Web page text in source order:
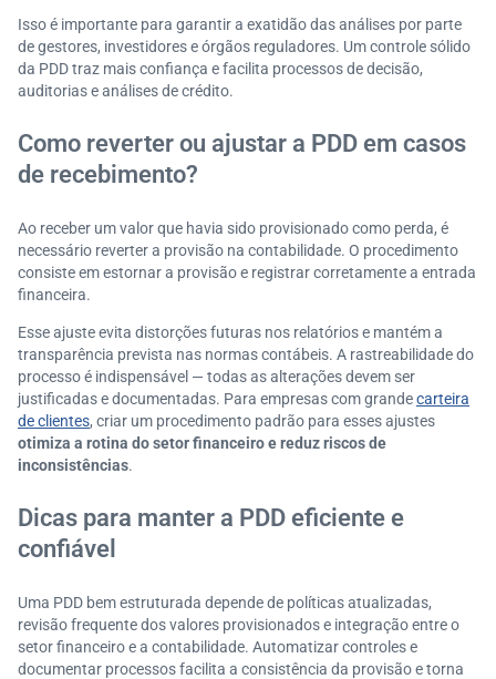
Isso é importante para garantir a exatidão das análises por parte
de gestores, investidores e órgãos reguladores. Um controle sólido
da PDD traz mais confiança e facilita processos de decisão,
auditorias e análises de crédito.
Como reverter ou ajustar a PDD em casos
de recebimento?
Ao receber um valor que havia sido provisionado como perda, é
necessário reverter a provisão na contabilidade. O procedimento
consiste em estornar a provisão e registrar corretamente a entrada
financeira.
Esse ajuste evita distorções futuras nos relatórios e mantém a
transparência prevista nas normas contábeis. A rastreabilidade do
processo é indispensável — todas as alterações devem ser
justificadas e documentadas. Para empresas com grandecarteira
de clientes, criar um procedimento padrão para esses ajustes
otimiza a rotina do setor financeiro e reduz riscos de
inconsistências.
Dicas para manter a PDD eficiente e
confiável
Uma PDD bem estruturada depende de políticas atualizadas,
revisão frequente dos valores provisionados e integração entre o
setor financeiro e a contabilidade. Automatizar controles e
documentar processos facilita a consistência da provisão e torna